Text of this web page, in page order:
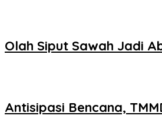
Olah Siput Sawah Jadi
Antisipasi Bencana,